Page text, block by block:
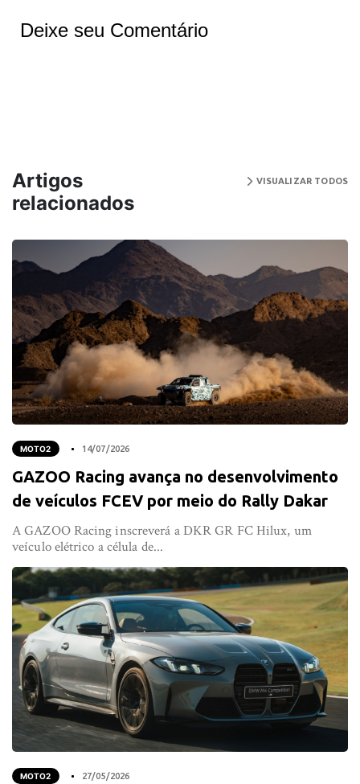
Deixe seu Comentário
Artigos
relacionados
VISUALIZAR TODOS
MOTO2 14/07/2026
GAZOO Racing avança no desenvolvimento
de veículos FCEV por meio do Rally Dakar
A GAZOO Racing inscreverá a DKR GR FC Hilux, um
veículo elétrico a célula de...
MOTO2 27/05/2026